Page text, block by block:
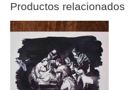
Productos relacionados